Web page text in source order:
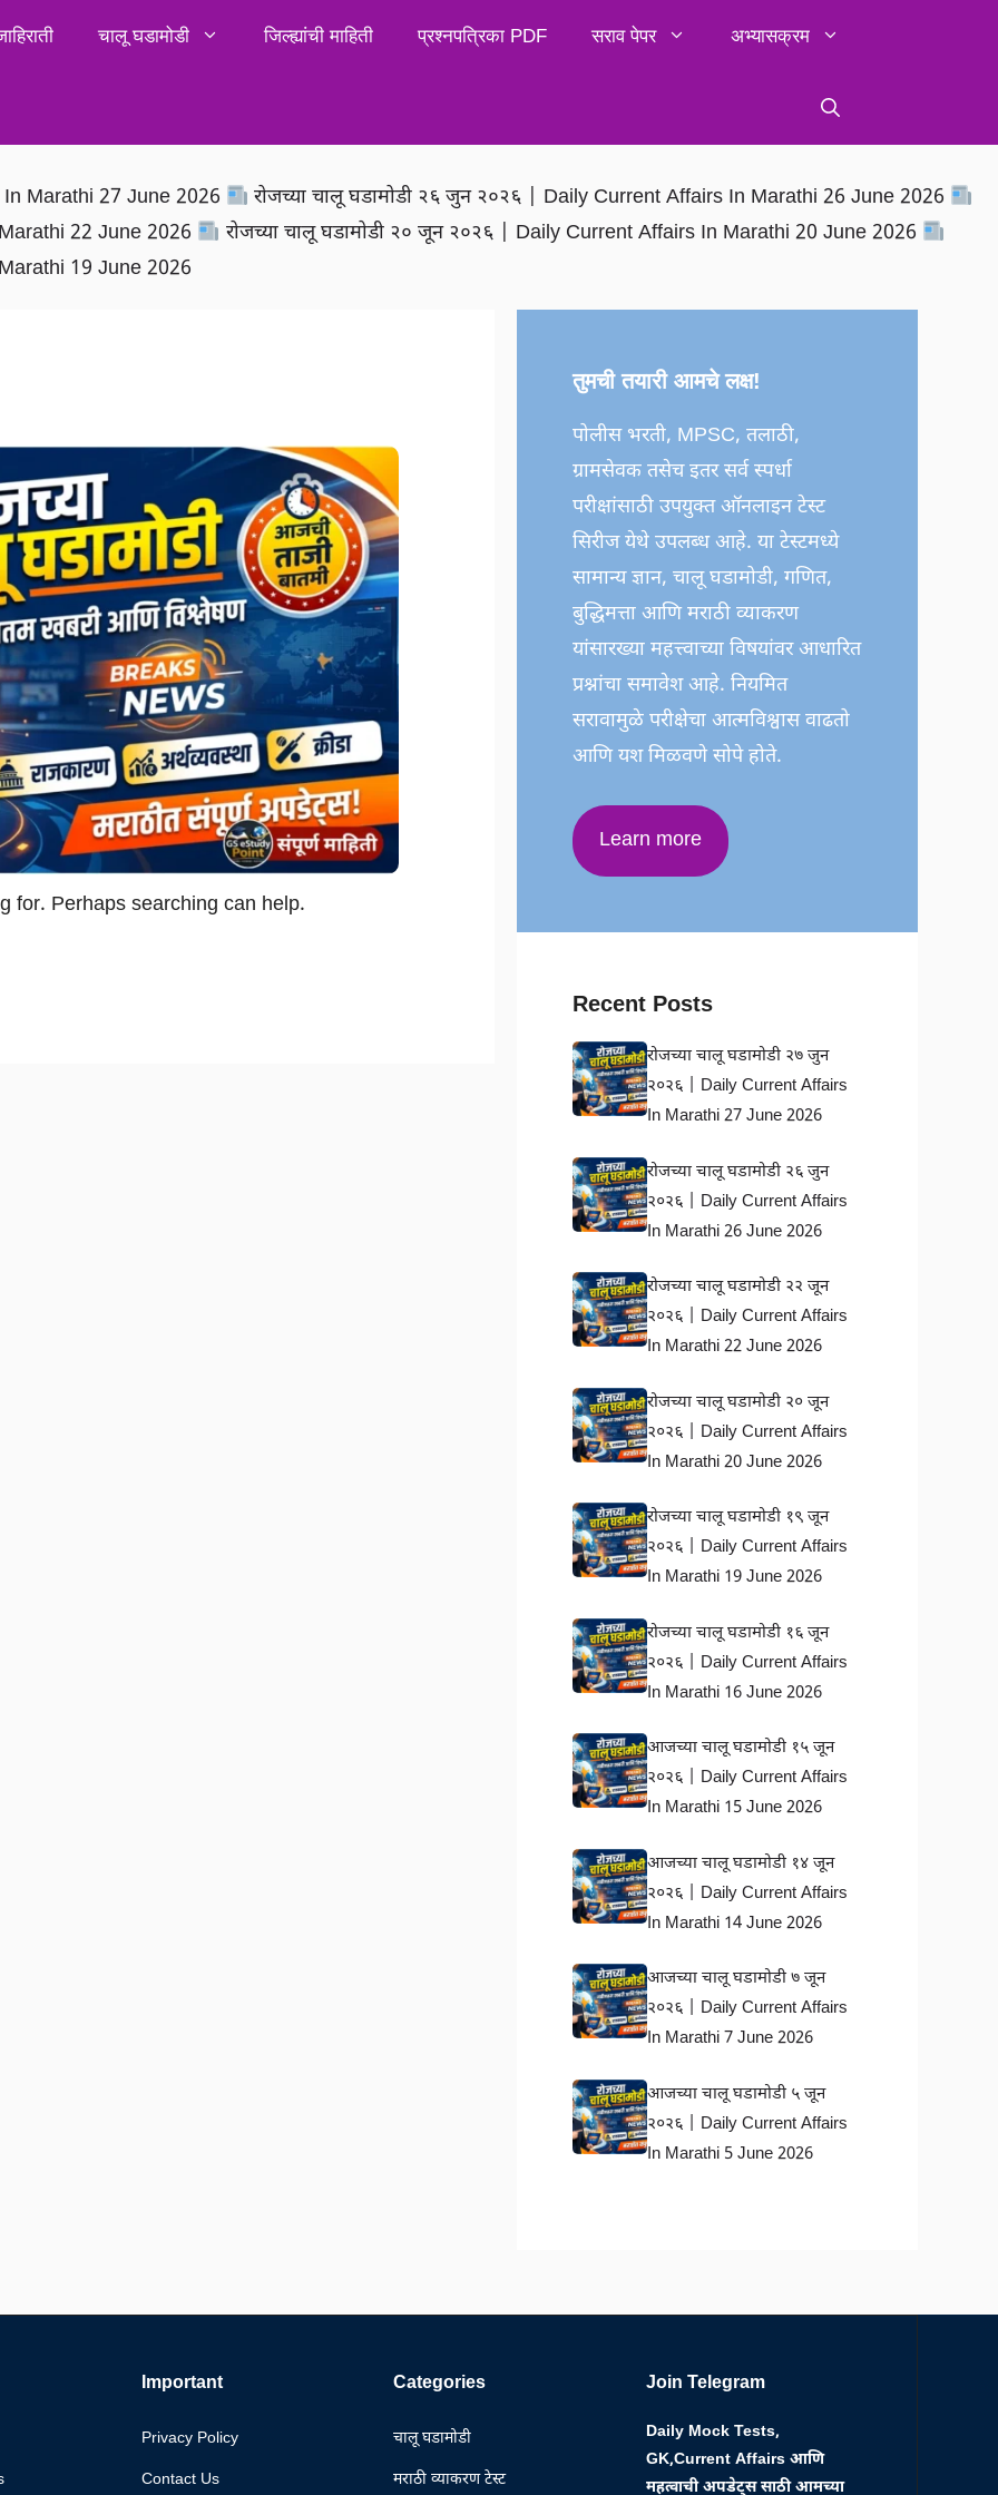
चालू घडामोडी जिल्ह्यांची माहिती प्रश्नपत्रिका PDF सराव पेपर अभ्यासक्रम
Marathi 27 June 2026
रोजच्या चालू घडामोडी २६ जुन २०२६ | Daily Current Affairs In Marathi 26 June 2026
22 June 2026
रोजच्या चालू घडामोडी २० जून २०२६ | Daily Current Affairs In Marathi 20 June 2026
19 June 2026
for. Perhaps searching can help.
तुमची तयारी आमचे लक्ष!
पोलीस भरती, MPSC, तलाठी,
ग्रामसेवक तसेच इतर सर्व स्पर्धा
परीक्षांसाठी उपयुक्त ऑनलाइन टेस्ट
सिरीज येथे उपलब्ध आहे. या टेस्टमध्ये
सामान्य ज्ञान, चालू घडामोडी, गणित,
बुद्धिमत्ता आणि मराठी व्याकरण
यांसारख्या महत्त्वाच्या विषयांवर आधारित
प्रश्नांचा समावेश आहे. नियमित
सरावामुळे परीक्षेचा आत्मविश्वास वाढतो
आणि यश मिळवणे सोपे होते.
Learn more
Recent Posts
रोजच्या चालू घडामोडी २७ जुन
२०२६ | Daily Current Affairs
In Marathi 27 June 2026
रोजच्या चालू घडामोडी २६ जुन
२०२६ | Daily Current Affairs
In Marathi 26 June 2026
रोजच्या चालू घडामोडी २२ जून
२०२६ | Daily Current Affairs
In Marathi 22 June 2026
रोजच्या चालू घडामोडी २० जून
२०२६ | Daily Current Affairs
In Marathi 20 June 2026
रोजच्या चालू घडामोडी १९ जून
२०२६ | Daily Current Affairs
In Marathi 19 June 2026
रोजच्या चालू घडामोडी १६ जून
२०२६ | Daily Current Affairs
In Marathi 16 June 2026
आजच्या चालू घडामोडी १५ जून
२०२६ | Daily Current Affairs
In Marathi 15 June 2026
आजच्या चालू घडामोडी १४ जून
२०२६ | Daily Current Affairs
In Marathi 14 June 2026
आजच्या चालू घडामोडी ७ जून
२०२६ | Daily Current Affairs
In Marathi 7 June 2026
आजच्या चालू घडामोडी ५ जून
२०२६ | Daily Current Affairs
In Marathi 5 June 2026
Important
Privacy Policy
Contact Us
Categories
चालू घडामोडी
मराठी व्याकरण टेस्ट
Join Telegram
Daily Mock Tests,
GK,Current Affairs आणि
महत्वाची अपडेट्स साठी आमच्या